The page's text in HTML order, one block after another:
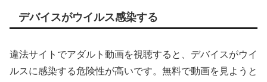
デバイスがウイルス感染する
違法サイトでアダルト動画を視聴すると、デバイスがウイ
ルスに感染する危険性が高いです。無料で動画を見ようと